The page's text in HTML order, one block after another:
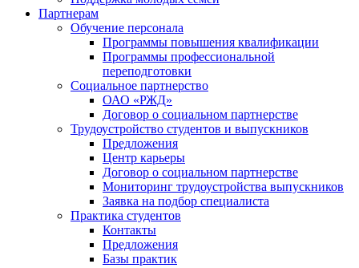
Партнерам
Обучение персонала
Программы повышения квалификации
Программы профессиональной
переподготовки
Социальное партнерство
ОАО «РЖД»
Договор о социальном партнерстве
Трудоустройство студентов и выпускников
Предложения
Центр карьеры
Договор о социальном партнерстве
Мониторинг трудоустройства выпускников
Заявка на подбор специалиста
Практика студентов
Контакты
Предложения
Базы практик